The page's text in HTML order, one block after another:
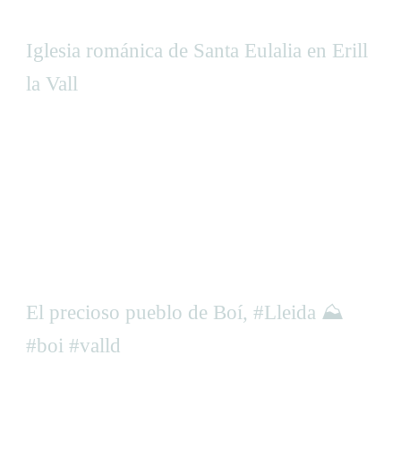
Iglesia románica de Santa Eulalia en Erill
la Vall
El precioso pueblo de Boí, #Lleida ⛰️
#boi #valld